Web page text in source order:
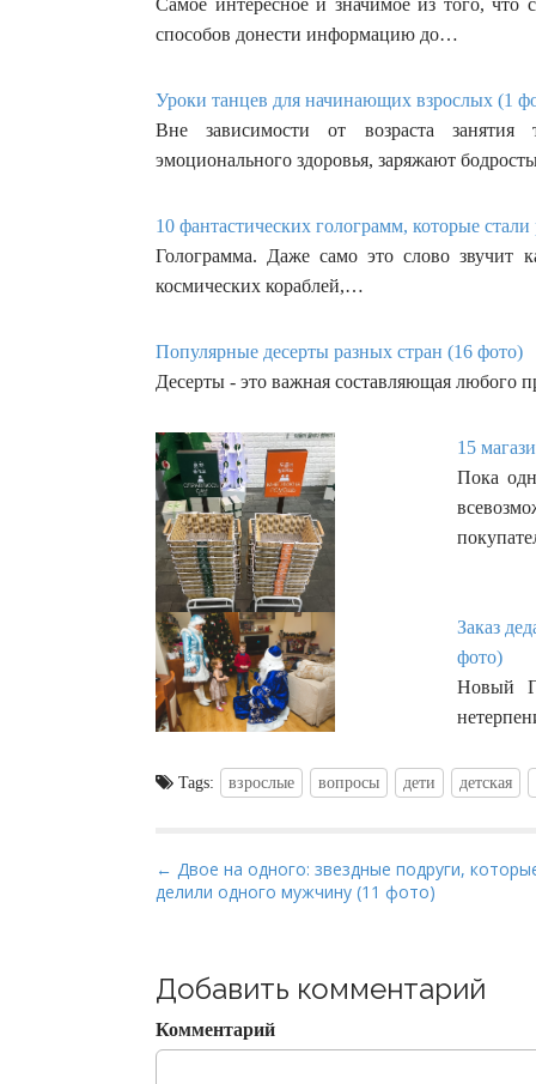
способов донести информацию до…
Уроки танцев для начинающих взрослых (1
Вне зависимости от возраста занятия
эмоционального здоровья, заряжают
10 фантастических голограмм, которые
Голограмма. Даже само это слово звучит
космических кораблей,…
Популярные десерты разных стран (16 фото)
Десерты - это важная составляющая любого
15
Пока
Заказ
фото)
Новый
Tags: взрослые вопросы дети детская
P
o
n
a
v
← Двое на одного: звездные подруги,
делили одного мужчину (11 фото)
Добавить комментарий
Комментарий